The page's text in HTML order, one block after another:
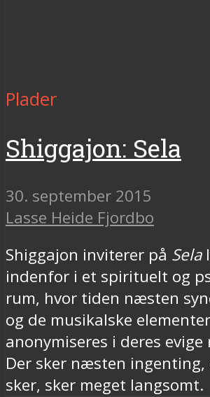
Plader
Shiggajon: Sela
30. september 2015
Lasse Heide Fjordbo
Shiggajon inviterer på Sela
indenfor i et spirituelt og
rum, hvor tiden næsten
og de musikalske elementer
anonymiseres i deres
Der sker næsten ingenting,
sker, sker meget langsomt.